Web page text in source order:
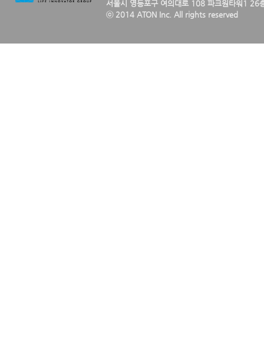
서울시 영등포구 여의대로 108 파크원타워1 26
ⓒ 2014 ATON Inc. All rights reserved